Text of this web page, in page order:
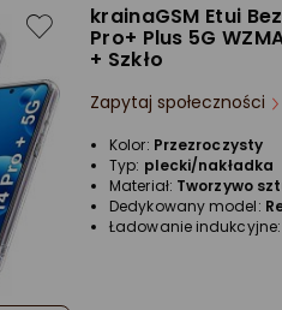
krainaGSM Etui
Pro+ Plus 5G
+ Szkło
Zapytaj społeczności
Kolor: Przezroczysty
Typ: plecki/nakładka
Materiał: Tworzywo
Dedykowany model:
Ładowanie indukcyjne: